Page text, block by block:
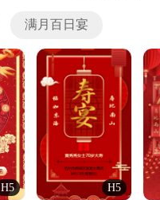
满月百日宴
H5 H5